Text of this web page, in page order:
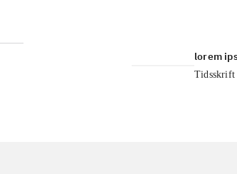
lorem
Tidsskrift